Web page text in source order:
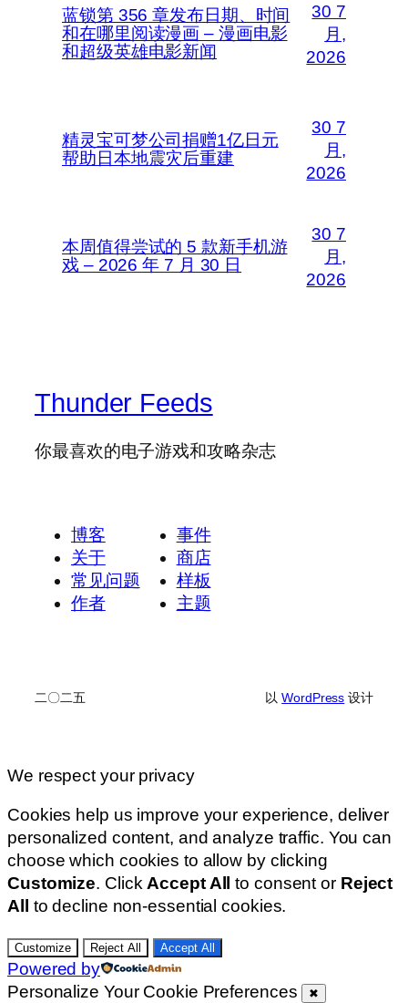
蓝锁第 356 章发布日期、时间
和在哪里阅读漫画 – 漫画电影
和超级英雄电影新闻
30 7
月,
2026
精灵宝可梦公司捐赠1亿日元
帮助日本地震灾后重建
30 7
月,
2026
本周值得尝试的 5 款新手机游
戏 – 2026 年 7 月 30 日
30 7
月,
2026
Thunder Feeds
你最喜欢的电子游戏和攻略杂志
博客
关于
常见问题
作者
事件
商店
样板
主题
二〇二五 以WordPress 设计
We respect your privacy
Cookies help us improve your experience, deliver
personalized content, and analyze traffic. You can
choose which cookies to allow by clicking
Customize. Click Accept All to consent or Reject
All
to decline non-essential cookies.
Customize Reject All Accept All
Powered by
Personalize Your Cookie Preferences
✖